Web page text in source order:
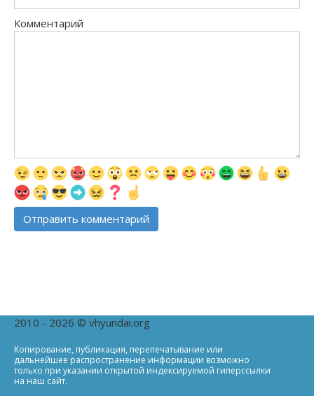
Комментарий
2010 - 2026 © vhyundai.org
Копирование, публикация, перепечатывание или
дальнейшее распространение информации возможно
только при указании открытой индексируемой гиперссылки
на наш сайт.